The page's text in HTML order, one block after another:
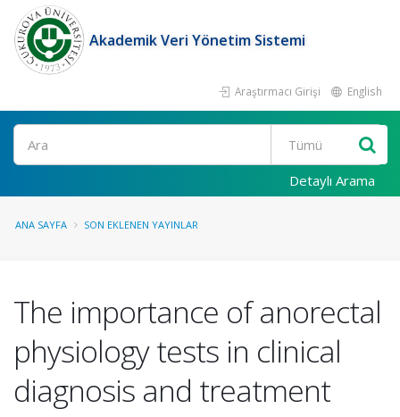
Akademik Veri Yönetim Sistemi
Araştırmacı Girişi English
Ara
Detaylı Arama
ANA SAYFA SON EKLENEN YAYINLAR
The importance of anorectal
physiology tests in clinical
diagnosis and treatment